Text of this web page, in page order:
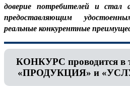
доверие потребителей и стал
предоставляющим
реальные конкурентные
КОНКУРС проводится в
«ПРОДУКЦИЯ» и